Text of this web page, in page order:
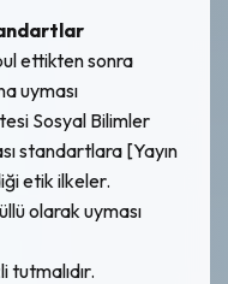
ettikten sonra
uyması
Sosyal Bilimler
standartlara [Yayın
etik ilkeler.
olarak uyması
tutmalıdır.